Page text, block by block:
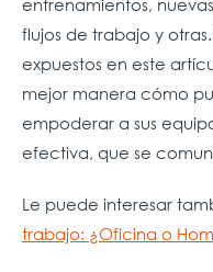
flujos de trabajo y
expuestos en este
mejor manera cómo
empoderar a sus
efectiva, que se
Le puede interesar
trabajo: ¿Oficina o